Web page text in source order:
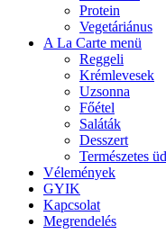
Protein
Vegetáriánus
A La Carte menü
Reggeli
Krémlevesek
Uzsonna
Főétel
Saláták
Desszert
Természetes
Vélemények
GYIK
Kapcsolat
Megrendelés